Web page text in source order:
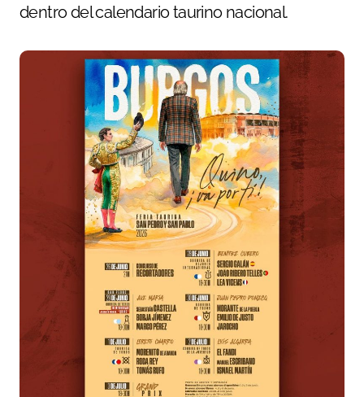
dentro del calendario taurino nacional.